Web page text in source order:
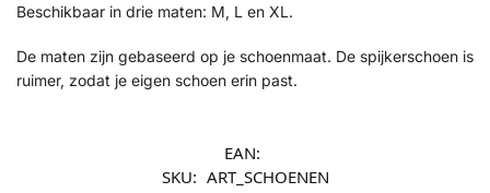
Beschikbaar in drie maten: M, L en XL.
De maten zijn gebaseerd op je schoenmaat. De spijkerschoen is
ruimer, zodat je eigen schoen erin past.
EAN:
SKU: ART_SCHOENEN